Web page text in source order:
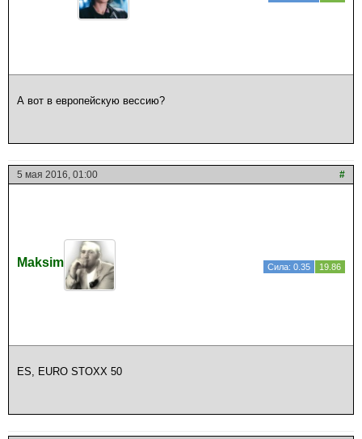
А вот в европейскую вессию?
5 мая 2016, 01:00 #
Maksim Сила: 0.35 19.86
ES, EURO STOXX 50